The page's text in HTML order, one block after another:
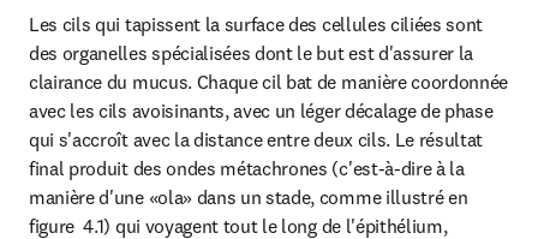
Les cils qui tapissent la surface des cellules ciliées sont
des organelles spécialisées dont le but est d'assurer la
clairance du mucus. Chaque cil bat de manière coordonnée
avec les cils avoisinants, avec un léger décalage de phase
qui s'accroît avec la distance entre deux cils. Le résultat
final produit des ondes métachrones (c'est-à-dire à la
manière d'une «ola» dans un stade, comme illustré en
figure  4.1) qui voyagent tout le long de l'épithélium,